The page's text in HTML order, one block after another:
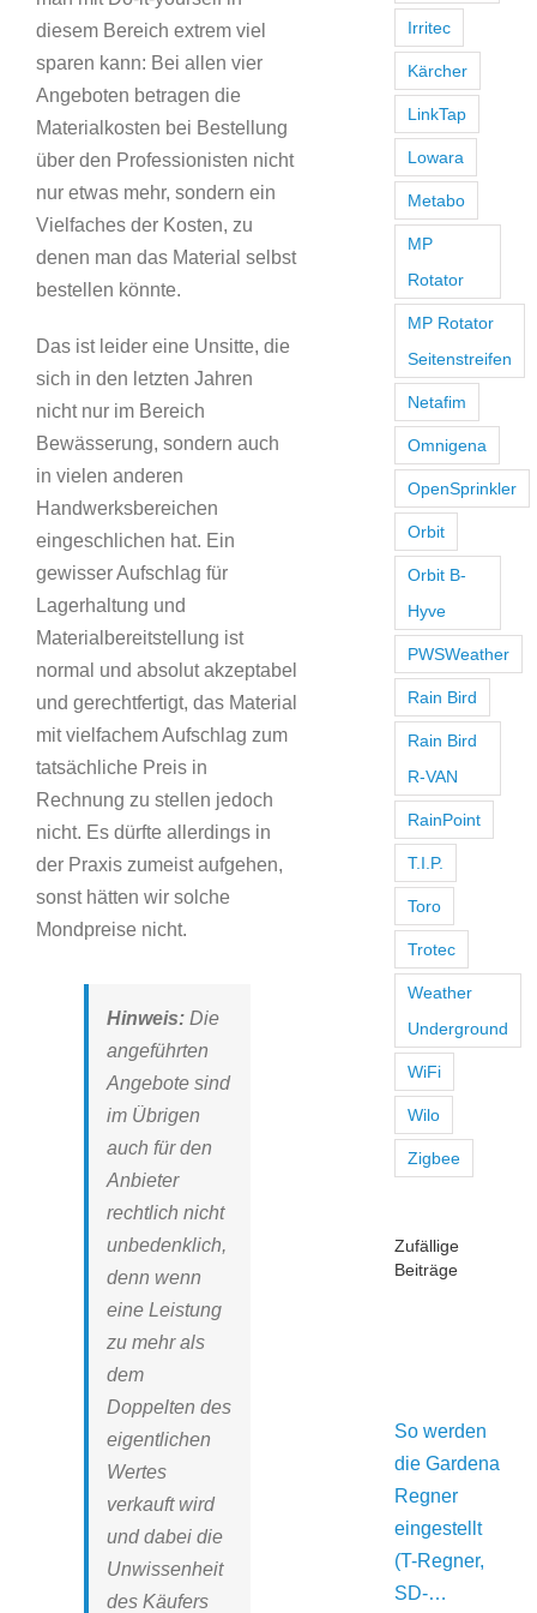
diesem Bereich extrem viel
sparen kann: Bei allen vier
Angeboten betragen die
Materialkosten bei Bestellung
über den Professionisten nicht
nur etwas mehr, sondern ein
Vielfaches der Kosten, zu
denen man das Material selbst
bestellen könnte.
Das ist leider eine Unsitte, die
sich in den letzten Jahren
nicht nur im Bereich
Bewässerung, sondern auch
in vielen anderen
Handwerksbereichen
eingeschlichen hat. Ein
gewisser Aufschlag für
Lagerhaltung und
Materialbereitstellung ist
normal und absolut akzeptabel
und gerechtfertigt, das Material
mit vielfachem Aufschlag zum
tatsächliche Preis in
Rechnung zu stellen jedoch
nicht. Es dürfte allerdings in
der Praxis zumeist aufgehen,
sonst hätten wir solche
Mondpreise nicht.
Hinweis:Die
angeführten
Angebote sind
im Übrigen
auch für den
Anbieter
rechtlich nicht
unbedenklich,
denn wenn
eine Leistung
zu mehr als
dem
Doppelten des
eigentlichen
Wertes
verkauft wird
und dabei die
Unwissenheit
des Käufers
Irritec
Kärcher
LinkTap
Lowara
Metabo
MP
Rotator
MP Rotator
Seitenstreifen
Netafim
Omnigena
OpenSprinkler
Orbit
Orbit B-
Hyve
PWSWeather
Rain Bird
Rain Bird
R-VAN
RainPoint
T.I.P.
Toro
Trotec
Weather
Underground
WiFi
Wilo
Zigbee
Zufällige
Beiträge
So werden
die Gardena
Regner
eingestellt
(T-Regner,
SD-…